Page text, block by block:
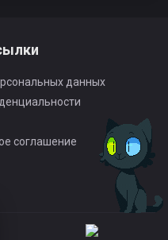
данных
соглашение